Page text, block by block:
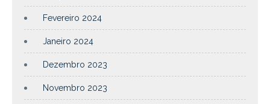
Fevereiro 2024
Janeiro 2024
Dezembro 2023
Novembro 2023